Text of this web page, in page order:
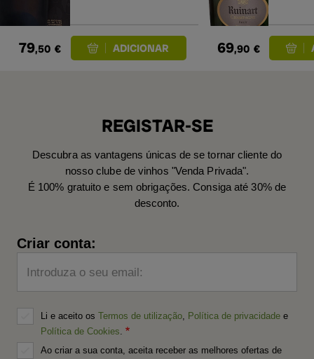
79,50 € 69,90 €
REGISTAR-SE
Descubra as vantagens únicas de se tornar cliente do
nosso clube de vinhos "Venda Privada".
É 100% gratuito e sem obrigações. Consiga até 30% de
desconto.
Criar conta:
Introduza o seu email:
Li e aceito os Termos de utilização Política de privacidade e
Política de Cookies
Ao criar a sua conta, aceita receber as melhores ofertas de